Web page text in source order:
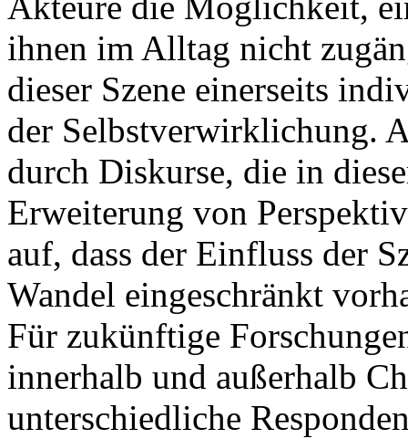
ihnen im Alltag nicht
dieser Szene einerseits
der Selbstverwirklichung.
durch Diskurse, die in
Erweiterung von
auf, dass der Einfluss der
Wandel eingeschränkt
Für zukünftige
innerhalb und außerhalb
unterschiedliche